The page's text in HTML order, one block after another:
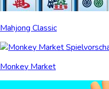
Mahjong Classic
Monkey Market